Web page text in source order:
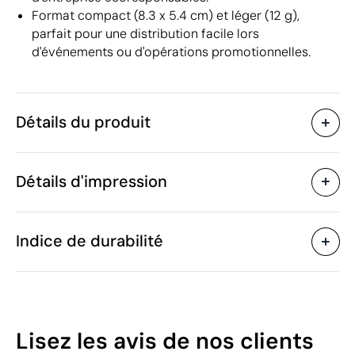
Format compact (8.3 x 5.4 cm) et léger (12 g),
parfait pour une distribution facile lors
d'événements ou d'opérations promotionnelles.
Détails du produit
Caractéristiques
Code du produit
Poids
Matière
Papier
Dans notre collection
Détails d'impression
Indice de durabilité
42
Lisez les avis de nos clients